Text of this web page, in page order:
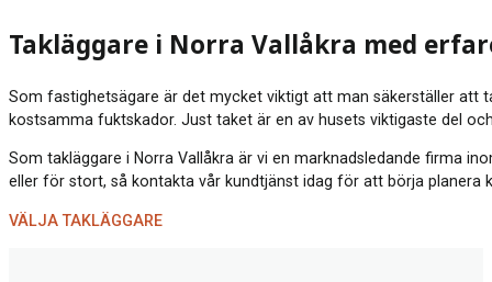
Takläggare i Norra Vallåkra med
Som fastighetsägare är det mycket viktigt att man säkerställer att
kostsamma fuktskador. Just taket är en av husets viktigaste del
Som takläggare i Norra Vallåkra är vi en marknadsledande firma
eller för stort, så kontakta vår kundtjänst idag för att börja
VÄLJA TAKLÄGGARE